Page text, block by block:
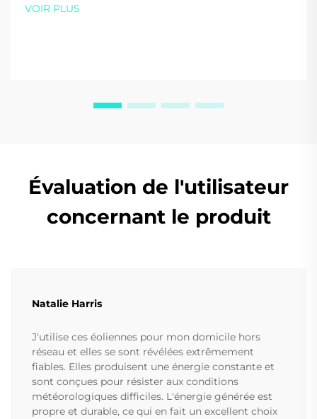
les économies — téléchargez gratuitement notre
VOIR PLUS
Évaluation de l'utilisateur
concernant le produit
Natalie Harris
J'utilise ces éoliennes pour mon domicile hors
réseau et elles se sont révélées extrêmement
fiables. Elles produisent une énergie constante et
sont conçues pour résister aux conditions
météorologiques difficiles. L'énergie générée est
propre et durable, ce qui en fait un excellent choix